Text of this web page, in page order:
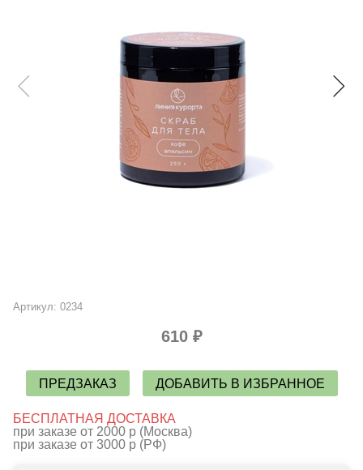
Артикул: 0234
610 ₽
ПРЕДЗАКАЗ ДОБАВИТЬ В ИЗБРАННОЕ
БЕСПЛАТНАЯ ДОСТАВКА
при заказе от 2000 р (Москва)
при заказе от 3000 р (РФ)